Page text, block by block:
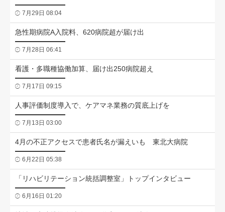
7月29日 08:04
急性期病院A入院料、620病院超が届け出
7月28日 06:41
看護・多職種協働加算、届け出250病院超え
7月17日 09:15
人事評価制度導入で、ケアマネ業務の質底上げを
7月13日 03:00
4月の不正アクセスで患者氏名が漏えいも 東北大病院
6月22日 05:38
「リハビリテーション統括調整室」トップインタビュー
6月16日 01:20